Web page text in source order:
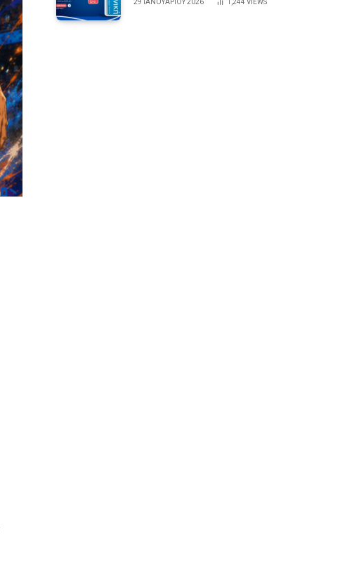
29 ΙΑΝΟΥΑΡΊΟΥ 2026 1,244 VIEWS